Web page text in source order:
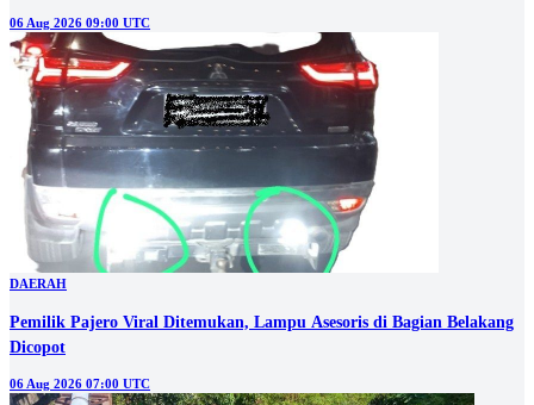
06 Aug 2026 09:00 UTC
DAERAH
Pemilik Pajero Viral Ditemukan, Lampu Asesoris di Bagian Belakang
Dicopot
06 Aug 2026 07:00 UTC